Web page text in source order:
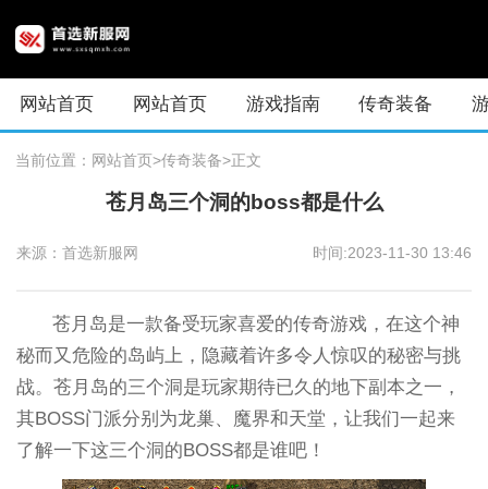
网站首页 网站首页 游戏指南 传奇装备
当前位置： 网站首页>传奇装备>正文
苍月岛三个洞的boss都是什么
来源：首选新服网 时间:2023-11-30 13:46
苍月岛是一款备受玩家喜爱的传奇游戏，在这个神
秘而又危险的岛屿上，隐藏着许多令人惊叹的秘密与挑
战。苍月岛的三个洞是玩家期待已久的地下副本之一，
其BOSS门派分别为龙巢、魔界和天堂，让我们一起来
了解一下这三个洞的BOSS都是谁吧！